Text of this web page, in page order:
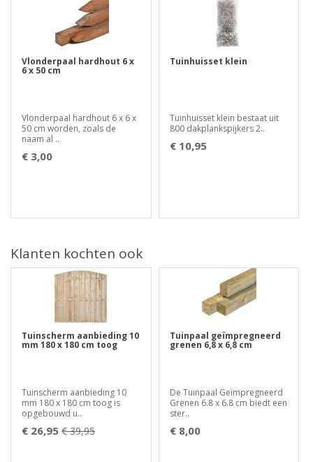
Vlonderpaal hardhout 6 x
6 x 50 cm
Vlonderpaal hardhout 6 x 6 x
50 cm worden, zoals de
naam al ..
€ 3,00
Tuinhuisset klein
Tuinhuisset klein bestaat uit
800 dakplankspijkers 2..
€ 10,95
Klanten kochten ook
Tuinscherm aanbieding 10
mm 180 x 180 cm toog
Tuinscherm aanbieding 10
mm 180 x 180 cm toog is
opgebouwd u..
€ 26,95 € 39,95
Tuinpaal geïmpregneerd
grenen 6,8 x 6,8 cm
De Tuinpaal Geïmpregneerd
Grenen 6.8 x 6.8 cm biedt een
ster..
€ 8,00